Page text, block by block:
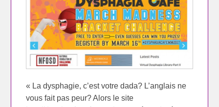
« La dysphagie, c’est votre dada? L’anglais ne
vous fait pas peur? Alors le site